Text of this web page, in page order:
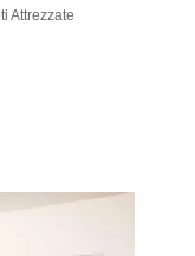
Attrezzate